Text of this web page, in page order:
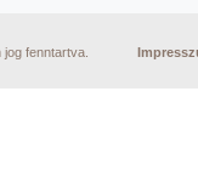
fenntartva.